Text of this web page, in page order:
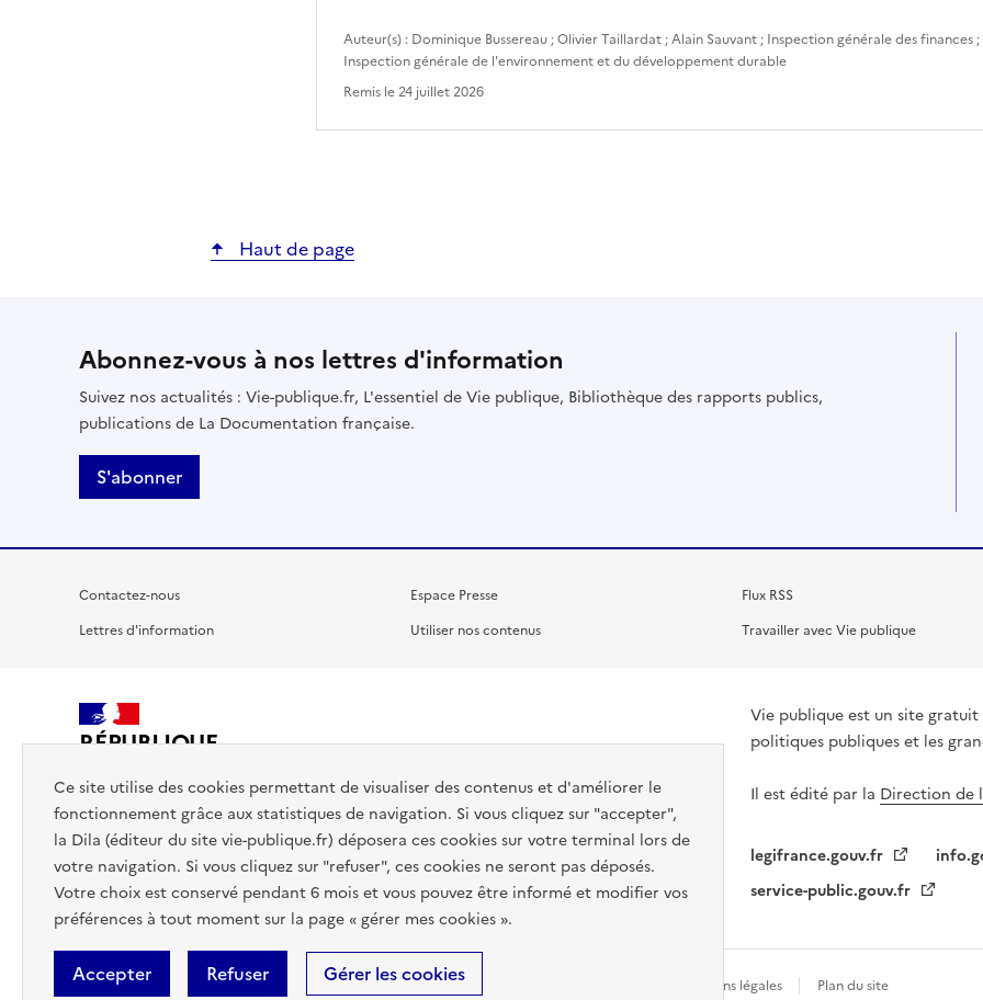
Ce site utilise des cookies permettant de visualiser des contenus et d'améliorer le
fonctionnement grâce aux statistiques de navigation. Si vous cliquez sur "accepter",
la Dila (éditeur du site vie-publique.fr) déposera ces cookies sur votre terminal lors de
votre navigation. Si vous cliquez sur "refuser", ces cookies ne seront pas déposés.
Votre choix est conservé pendant 6 mois et vous pouvez être informé et modifier vos
préférences à tout moment sur la page « gérer mes cookies ».
Accepter Refuser Gérer les cookies
Auteur(s) : Dominique Bussereau ;Olivier Taillardat ;Alain Sauvant ; Inspection générale des finances ;
Inspection générale de l'environnement et du développement durable
Remis le24 juillet 2026
Haut de page
Abonnez-vous à nos lettres d'information
Suivez nos actualités : Vie-publique.fr, L'essentiel de Vie publique, Bibliothèque des rapports publics,
publications de La Documentation française.
S'abonner
Contactez-nous
Lettres d'information
Espace Presse
Utiliser nos contenus
Flux RSS
Travailler avec Vie publique
RÉPUBLIQUE
Vie publique est un site
politiques publiques et les
Il est édité par la Direction de
legifrance.gouv.fr
service-public.gouv.fr
Accessibilité : totalement conforme Données personnelles Mentions légales Plan du site